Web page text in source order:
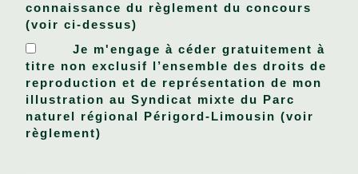
connaissance du règlement du concours
(voir ci-dessus)
Je m'engage à céder gratuitement à
titre non exclusif l’ensemble des droits de
reproduction et de représentation de mon
illustration au Syndicat mixte du Parc
naturel régional Périgord-Limousin (voir
règlement)